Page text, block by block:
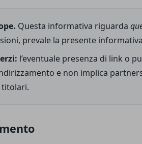
Questa informativa riguarda
prevale la presente
l’eventuale presenza di link o
e non implica